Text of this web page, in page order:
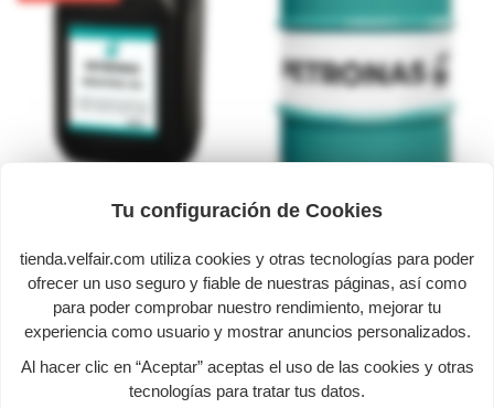
Petronas Hydraulic E 46
83,49 €
0
Petronas Hydraulic HV 46
629,20 €
Internet!
Tu configuración de Cookies
tienda.velfair.com utiliza cookies y otras tecnologías para poder
ofrecer un uso seguro y fiable de nuestras páginas, así como
para poder comprobar nuestro rendimiento, mejorar tu
experiencia como usuario y mostrar anuncios personalizados.
Al hacer clic en “Aceptar” aceptas el uso de las cookies y otras
tecnologías para tratar tus datos.